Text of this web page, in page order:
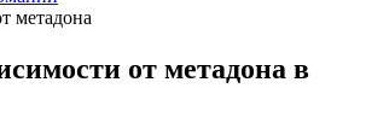
метадона
от метадона в